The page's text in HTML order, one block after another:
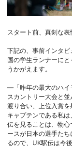
スタート前、真剣な
下記の、事前インタ
国の学生ランナーに
うかがえます。
―「昨年の最大のハイ
スカントリー大会と
渡り合い、上位入賞
キャプテンである私
伝を見ることは、物
ースが日本の選手た
るので、UK駅伝は今